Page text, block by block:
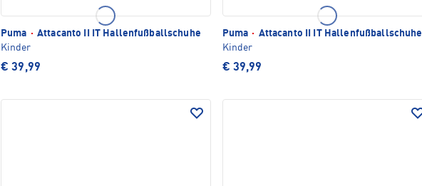
Puma · Attacanto II IT Hallenfußballschuhe
Kinder
€ 39,99
Puma · Attacanto II IT Hallenfußballschuhe
Kinder
€ 39,99